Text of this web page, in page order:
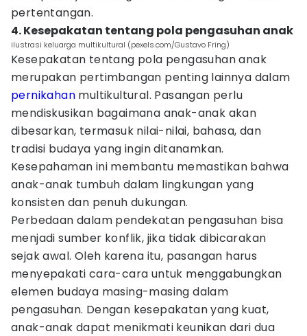
pertentangan.
4. Kesepakatan tentang pola pengasuhan anak
ilustrasi keluarga multikultural (pexels.com/Gustavo Fring)
Kesepakatan tentang pola pengasuhan anak
merupakan pertimbangan penting lainnya dalam
pernikahan multikultural. Pasangan perlu
mendiskusikan bagaimana anak-anak akan
dibesarkan, termasuk nilai-nilai, bahasa, dan
tradisi budaya yang ingin ditanamkan.
Kesepahaman ini membantu memastikan bahwa
anak-anak tumbuh dalam lingkungan yang
konsisten dan penuh dukungan.
Perbedaan dalam pendekatan pengasuhan bisa
menjadi sumber konflik, jika tidak dibicarakan
sejak awal. Oleh karena itu, pasangan harus
menyepakati cara-cara untuk menggabungkan
elemen budaya masing-masing dalam
pengasuhan. Dengan kesepakatan yang kuat,
anak-anak dapat menikmati keunikan dari dua